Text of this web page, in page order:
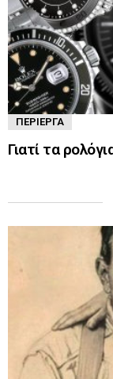
ΠΕΡΊΕΡΓΑ
Γιατί τα